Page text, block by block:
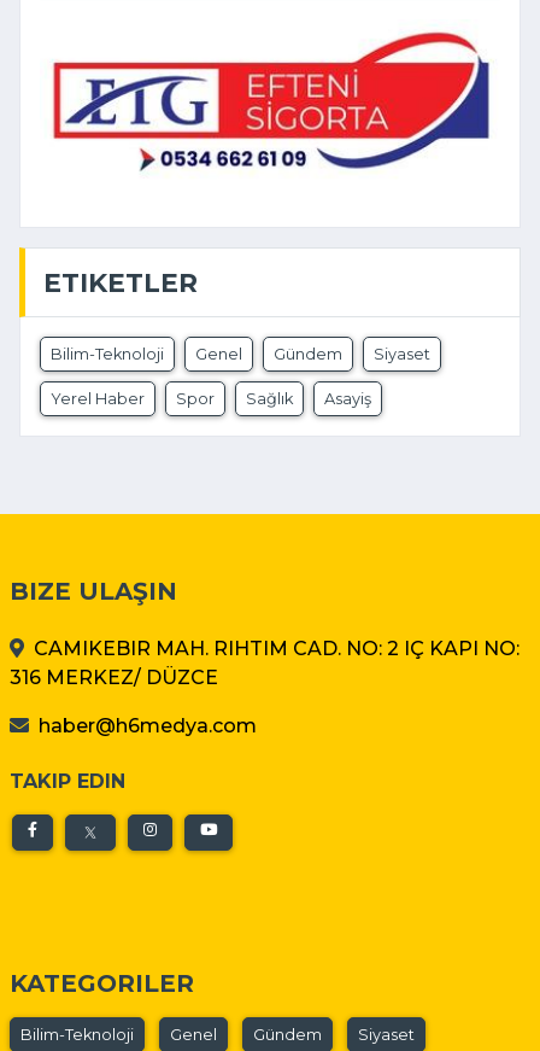
ETIKETLER
Bilim-Teknoloji Genel Gündem Siyaset
Yerel Haber Spor Sağlık Asayiş
BIZE ULAŞIN
CAMIKEBIR MAH. RIHTIM CAD. NO: 2 IÇ KAPI NO:
316 MERKEZ/ DÜZCE
haber@h6medya.com
TAKIP EDIN
KATEGORILER
Bilim-Teknoloji Genel Gündem Siyaset